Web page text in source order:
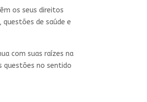
os seus direitos
de saúde e
com suas raízes na
questões no sentido